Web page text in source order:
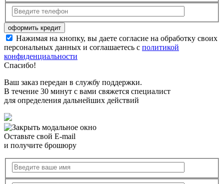
Нажимая на кнопку, вы даете согласие на обработку своих
персональных данных и соглашаетесь с политикой
конфиденциальности
Спасибо!
Ваш заказ передан в службу поддержки.
В течение 30 минут с вами свяжется специалист
для определения дальнейших действий
Оставьте свой E-mail
и получите брошюру